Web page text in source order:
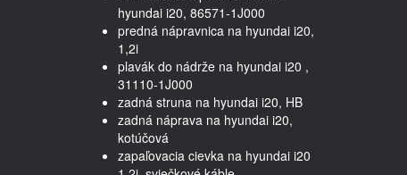
hyundai i20, 86571-1J000
predná nápravnica na hyundai i20,
1,2i
plavák do nádrže na hyundai i20 ,
31110-1J000
zadná struna na hyundai i20, HB
zadná náprava na hyundai i20,
kotúčová
zapaľovacia cievka na hyundai i20